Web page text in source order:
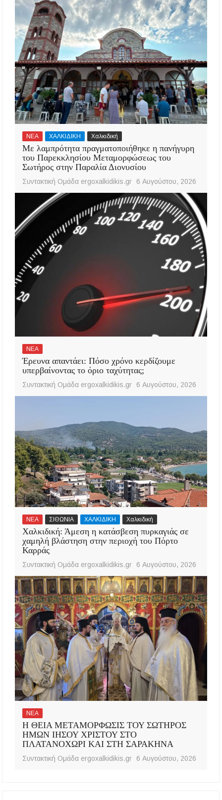
ΝΕΑ ΧΑΛΚΙΔΙΚΗ Χαλκιδική
Με λαμπρότητα πραγματοποιήθηκε η πανήγυρη
του Παρεκκλησίου Μεταμορφώσεως του
Σωτήρος στην Παραλία Διονυσίου
Συντακτική Ομάδα ergoxalkidikis.gr 6 Αυγούστου, 2026
ΝΕΑ
Έρευνα απαντάει: Πόσο χρόνο κερδίζουμε
υπερβαίνοντας το όριο ταχύτητας;
Συντακτική Ομάδα ergoxalkidikis.gr 6 Αυγούστου, 2026
ΝΕΑ ΣΙΘΩΝΙΑ ΧΑΛΚΙΔΙΚΗ Χαλκιδική
Χαλκιδική: Άμεση η κατάσβεση πυρκαγιάς σε
χαμηλή βλάστηση στην περιοχή του Πόρτο
Καρράς
Συντακτική Ομάδα ergoxalkidikis.gr 6 Αυγούστου, 2026
ΝΕΑ
Η ΘΕΙΑ ΜΕΤΑΜΟΡΦΩΣΙΣ ΤΟΥ ΣΩΤΗΡΟΣ
ΗΜΩΝ ΙΗΣΟΥ ΧΡΙΣΤΟΥ ΣΤΟ
ΠΛΑΤΑΝΟΧΩΡΙ ΚΑΙ ΣΤΗ ΣΑΡΑΚΗΝΑ
Συντακτική Ομάδα ergoxalkidikis.gr 6 Αυγούστου, 2026